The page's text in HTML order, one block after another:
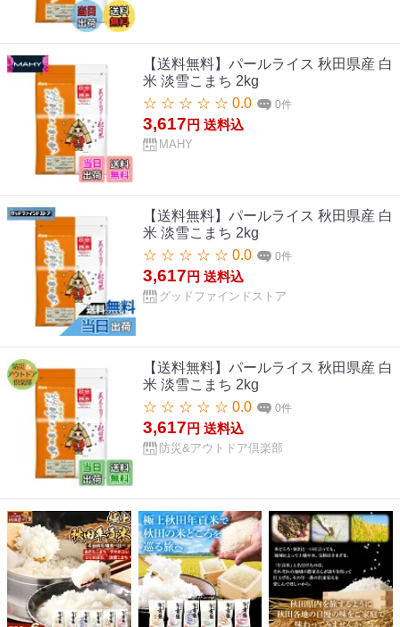
【送料無料】パールライス 秋田県産 白
米 淡雪こまち 2kg
☆ ☆ ☆ ☆ ☆ 0.0
0件
3,617 円 送料込
MAHY
【送料無料】パールライス 秋田県産 白
米 淡雪こまち 2kg
☆ ☆ ☆ ☆ ☆ 0.0
0件
3,617 円 送料込
グッドファインドストア
【送料無料】パールライス 秋田県産 白
米 淡雪こまち 2kg
☆ ☆ ☆ ☆ ☆ 0.0
0件
3,617 円 送料込
防災&アウトドア倶楽部